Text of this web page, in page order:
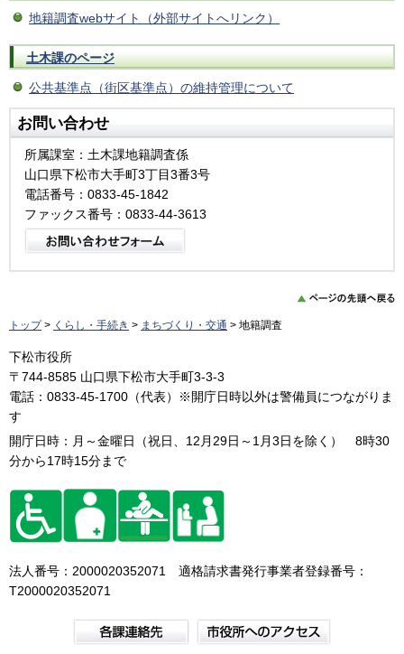
地籍調査webサイト（外部サイトへリンク）
土木課のページ
公共基準点（街区基準点）の維持管理について
お問い合わせ
所属課室：土木課地籍調査係
山口県下松市大手町3丁目3番3号
電話番号：0833-45-1842
ファックス番号：0833-44-3613
トップ> くらし・手続き > まちづくり・交通 > 地籍調査
下松市役所
〒744-8585 山口県下松市大手町3-3-3
電話：0833-45-1700（代表）※開庁日時以外は警備員につながりま
す
開庁日時：月～金曜日（祝日、12月29日～1月3日を除く） 8時30
分から17時15分まで
法人番号：2000020352071 適格請求書発行事業者登録番号：
T2000020352071